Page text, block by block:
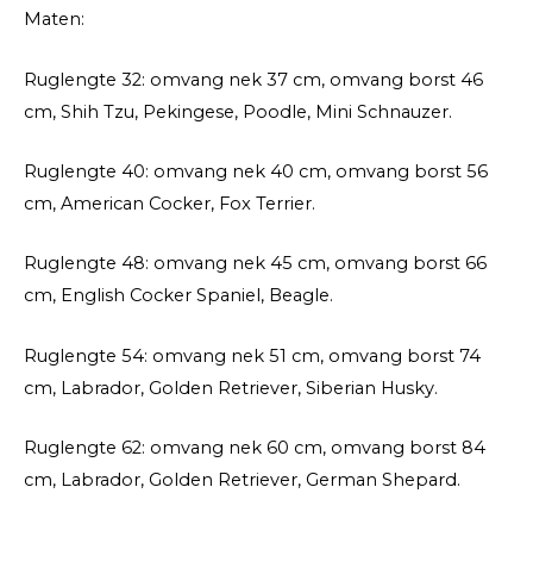
Maten:
Ruglengte 32: omvang nek 37 cm, omvang borst 46
cm, Shih Tzu, Pekingese, Poodle, Mini Schnauzer.
Ruglengte 40: omvang nek 40 cm, omvang borst 56
cm, American Cocker, Fox Terrier.
Ruglengte 48: omvang nek 45 cm, omvang borst 66
cm, English Cocker Spaniel, Beagle.
Ruglengte 54: omvang nek 51 cm, omvang borst 74
cm, Labrador, Golden Retriever, Siberian Husky.
Ruglengte 62: omvang nek 60 cm, omvang borst 84
cm, Labrador, Golden Retriever, German Shepard.